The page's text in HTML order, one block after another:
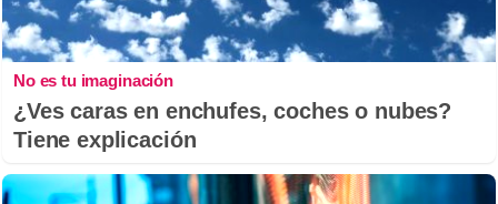
No es tu imaginación
¿Ves caras en enchufes, coches o nubes?
Tiene explicación